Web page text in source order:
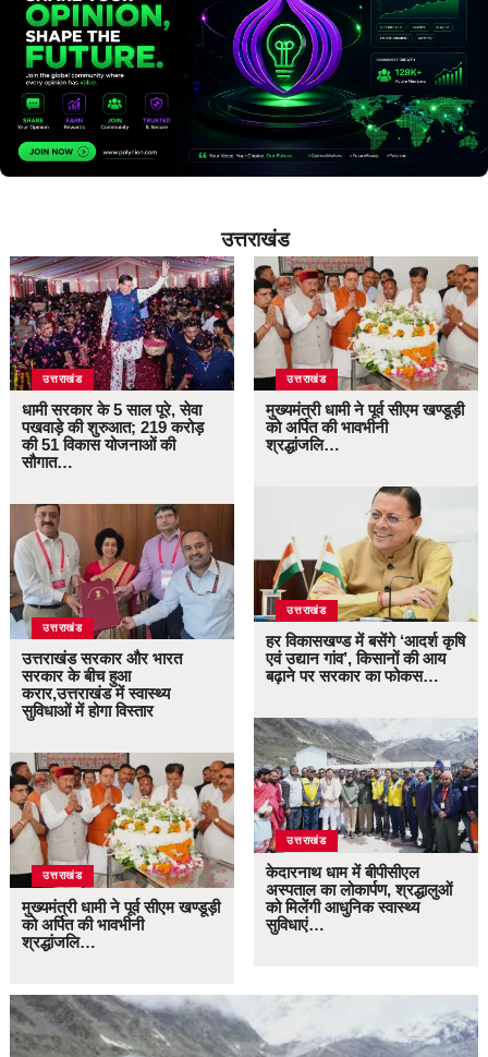
उत्तराखंड
उत्तराखंड
धामी सरकार के 5 साल पूरे, सेवा
पखवाड़े की शुरुआत; 219 करोड़
की 51 विकास योजनाओं की
सौगात…
उत्तराखंड
उत्तराखंड सरकार और भारत
सरकार के बीच हुआ
करार,उत्तराखंड में स्वास्थ्य
सुविधाओं में होगा विस्तार
उत्तराखंड
मुख्यमंत्री धामी ने पूर्व सीएम खण्डूड़ी
को अर्पित की भावभीनी
श्रद्धांजलि…
उत्तराखंड
मुख्यमंत्री धामी ने पूर्व सीएम खण्डूड़ी
को अर्पित की भावभीनी
श्रद्धांजलि…
उत्तराखंड
हर विकासखण्ड में बसेंगे ‘आदर्श कृषि
एवं उद्यान गांव’, किसानों की आय
बढ़ाने पर सरकार का फोकस…
उत्तराखंड
केदारनाथ धाम में बीपीसीएल
अस्पताल का लोकार्पण, श्रद्धालुओं
को मिलेंगी आधुनिक स्वास्थ्य
सुविधाएं…